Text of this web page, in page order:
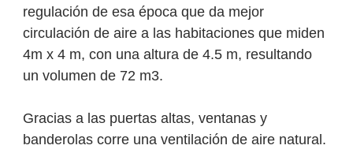
regulación de esa época que da mejor
circulación de aire a las habitaciones que miden
4m x 4 m, con una altura de 4.5 m, resultando
un volumen de 72 m3.
Gracias a las puertas altas, ventanas y
banderolas corre una ventilación de aire natural.